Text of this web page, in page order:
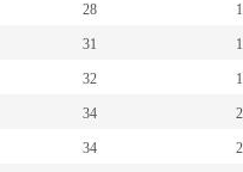
28
31
32
34
34